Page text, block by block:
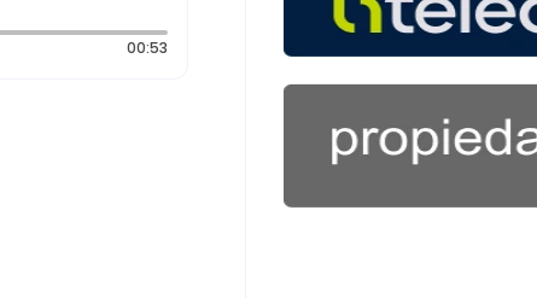
00:53Duración: 53 segundos